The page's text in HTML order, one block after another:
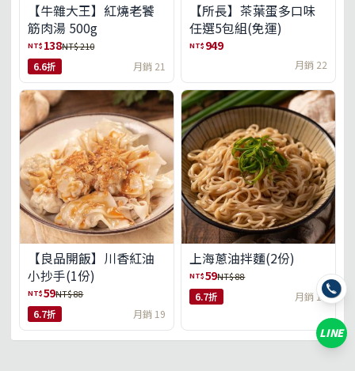
【牛雜大王】紅燒老饕
筋肉湯 500g
NT$ 138NT$ 210
6.6折 月銷 21
【所長】茶葉蛋多口味
任選5包組(免運)
NT$ 949
月銷 22
【良品開飯】川香紅油
小抄手(1份)
NT$59NT$ 88
6.7折 月銷 19
上海蔥油拌麵(2份)
NT$59NT$ 88
6.7折 月銷 18
LINE